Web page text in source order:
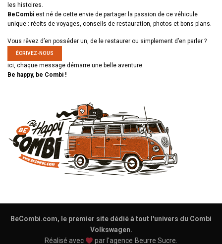
les histoires.
BeCombi est né de cette envie de partager la passion de ce véhicule
unique : récits de voyages, conseils de restauration, photos et bons plans.
Vous rêvez d’en posséder un, de le restaurer ou simplement d’en parler ?
ÉCRIVEZ-NOUS
ici, chaque message démarre une belle aventure.
Be happy, be Combi !
BeCombi.com, le premier site dédié à tout l'univers du Combi
Volkswagen.
Réalisé avec
par l'agence Beurre Sucre.